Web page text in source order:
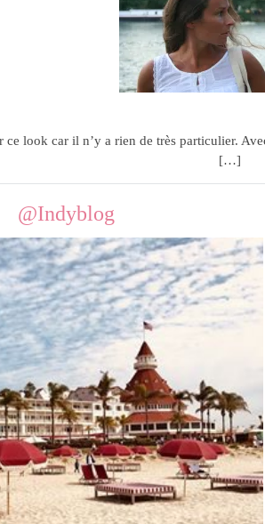
look car il n’y a rien de très particulier.
[…]
@Indyblog